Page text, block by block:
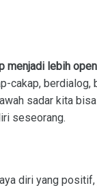
menjadi lebih
cakap, berdialog,
sadar kita
seseorang.
diri yang